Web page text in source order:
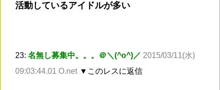
活動しているアイドルが多い
23: 名無し募集中。。。＠＼(^o^)／ 2015/03/11(水)
09:03:44.01 O.net ▼このレスに返信